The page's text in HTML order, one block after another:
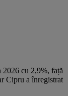
cu 2,9%, față
Cipru a înregistrat